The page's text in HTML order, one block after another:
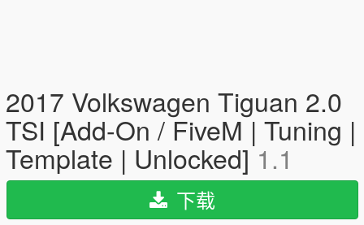
2017 Volkswagen Tiguan 2.0
TSI [Add-On / FiveM | Tuning |
Template | Unlocked]1.1
下载